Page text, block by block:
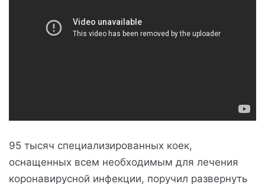
95 тысяч специализированных коек,
оснащенных всем необходимым для лечения
коронавирусной инфекции, поручил развернуть